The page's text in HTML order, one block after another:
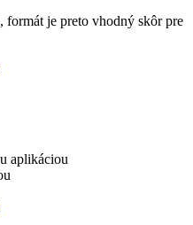
je preto vhodný skôr pre
aplikáciou